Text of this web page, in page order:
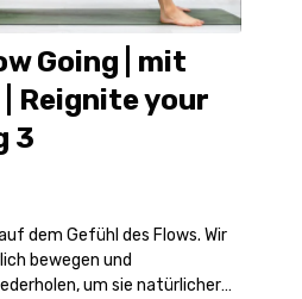
Going | mit
| Reignite your
3
dem Gefühl des Flows. Wir
bewegen und
um sie natürlicher